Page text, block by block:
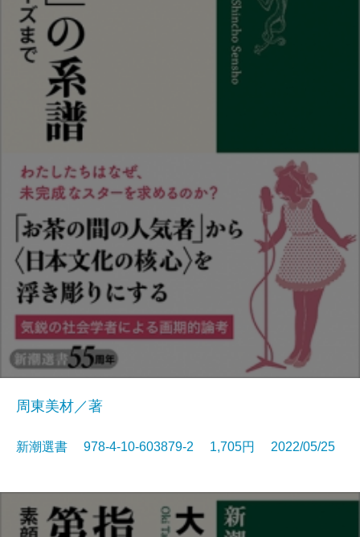
周東美材／著
新潮選書 978-4-10-603879-2 1,705円 2022/05/25